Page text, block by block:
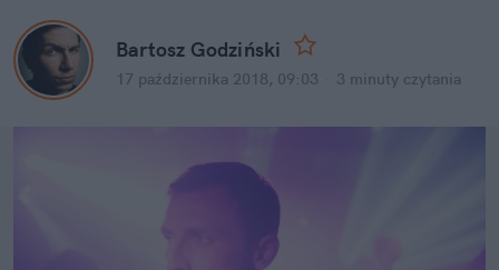
Bartosz Godziński
17 października 2018, 09:03 3 minuty czytania